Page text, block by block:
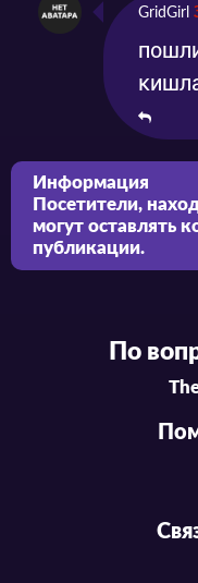
GridGirl
Информация
Посетители,
могут оставлять
публикации.
По